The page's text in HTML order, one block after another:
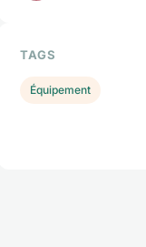
TAGS
Équipement